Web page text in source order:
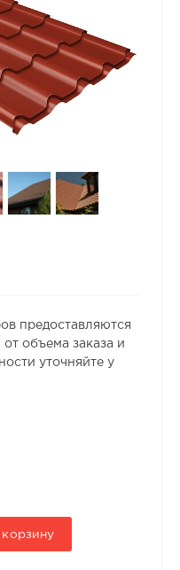
предоставляются
объема заказа и
уточняйте у
корзину